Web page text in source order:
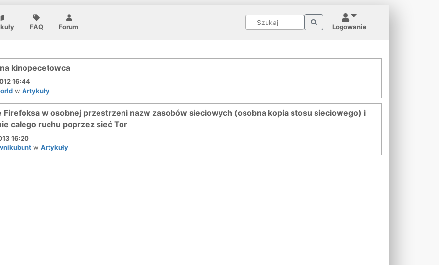
Logowanie
FAQ Forum
kinopecetowca
16:44
w Artykuły
Firefoksa w osobnej przestrzeni nazw zasobów sieciowych (osobna kopia stosu sieciowego) i
całego ruchu poprzez sieć Tor
16:20
w Artykuły